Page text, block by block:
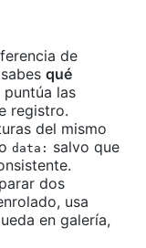
de
qué
las
registro.
del mismo
data: salvo que
dos
usa
en galería,